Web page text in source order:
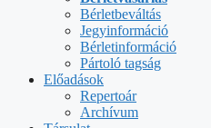
Bérletbeváltás
Jegyinformáció
Bérletinformáció
Pártoló tagság
Előadások
Repertoár
Archívum